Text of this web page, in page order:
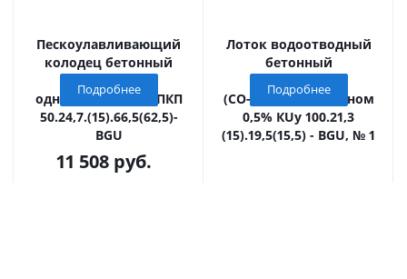
Пескоулавливающий
колодец бетонный
(СО-150мм),
односекционный ПКП
50.24,7.(15).66,5(62,5)-
BGU
11 508руб.
Подробнее
Лоток водоотводный
бетонный
коробчатый
(СО-150мм), с уклоном
0,5% КUу 100.21,3
(15).19,5(15,5) - BGU, № 1
Подробнее